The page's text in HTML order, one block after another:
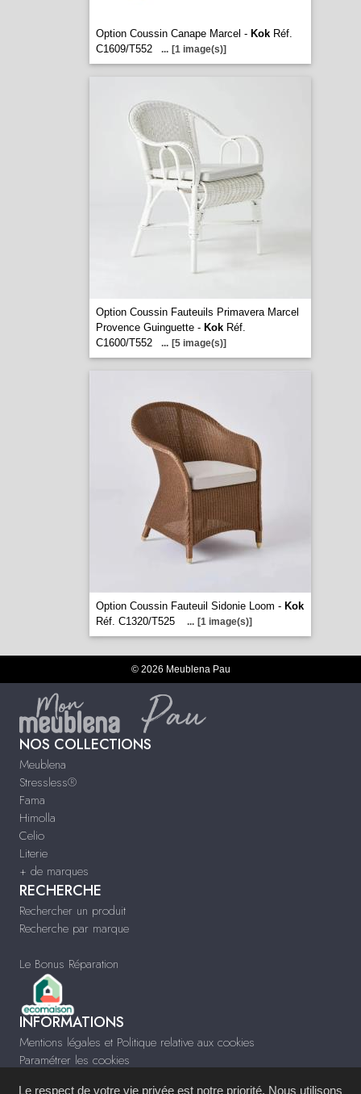
Option Coussin Canape Marcel - KokRéf.
C1609/T552
... [1 image(s)]
Option Coussin Fauteuils Primavera Marcel
Provence Guinguette - KokRéf.
C1600/T552
... [5 image(s)]
Option Coussin Fauteuil Sidonie Loom - Kok
Réf. C1320/T525
... [1 image(s)]
© 2026 Meublena Pau
NOS COLLECTIONS
Meublena
Stressless®
Fama
Himolla
Celio
Literie
+ de marques
RECHERCHE
Rechercher un produit
Recherche par marque
Le Bonus Réparation
INFORMATIONS
Mentions légales et Politique relative aux cookies
Paramétrer les cookies
Le respect de votre vie privée est notre priorité. Nous utilisons